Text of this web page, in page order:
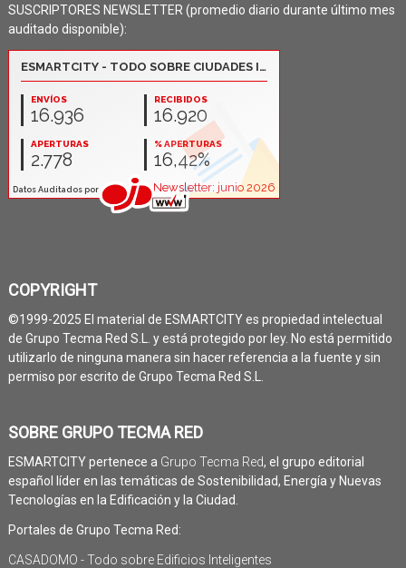
SUSCRIPTORES NEWSLETTER (promedio diario durante último mes
auditado disponible):
COPYRIGHT
©1999-2025 El material de ESMARTCITY es propiedad intelectual
de Grupo Tecma Red S.L. y está protegido por ley. No está permitido
utilizarlo de ninguna manera sin hacer referencia a la fuente y sin
permiso por escrito de Grupo Tecma Red S.L.
SOBRE GRUPO TECMA RED
ESMARTCITY pertenece a Grupo Tecma Red, el grupo editorial
español líder en las temáticas de Sostenibilidad, Energía y Nuevas
Tecnologías en la Edificación y la Ciudad.
Portales de Grupo Tecma Red:
CASADOMO - Todo sobre Edificios Inteligentes